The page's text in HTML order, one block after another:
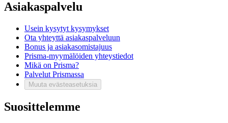
Asiakaspalvelu
Usein kysytyt kysymykset
Ota yhteyttä asiakaspalveluun
Bonus ja asiakasomistajuus
Prisma-myymälöiden yhteystiedot
Mikä on Prisma?
Palvelut Prismassa
Muuta evästeasetuksia
Suosittelemme